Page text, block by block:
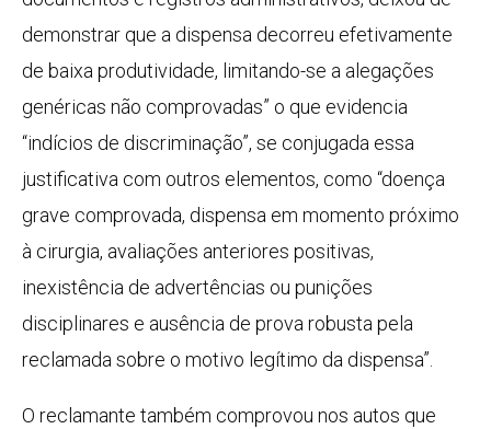
demonstrar que a dispensa decorreu efetivamente
de baixa produtividade, limitando-se a alegações
genéricas não comprovadas” o que evidencia
“indícios de discriminação”, se conjugada essa
justificativa com outros elementos, como “doença
grave comprovada, dispensa em momento próximo
à cirurgia, avaliações anteriores positivas,
inexistência de advertências ou punições
disciplinares e ausência de prova robusta pela
reclamada sobre o motivo legítimo da dispensa”.
O reclamante também comprovou nos autos que